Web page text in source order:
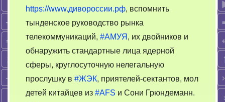
https://www.дивороссии.рф, вспомнить
тынденское руководство рынка
телекоммуникаций, #АМУЯ , их двойников и
обнаружить стандартные лица ядерной
сферы, круглосуточную нелегальную
прослушку в #ЖЭК, приятелей-сектантов, мол
детей китайцев из #AFS и Сони Грюндеманн.